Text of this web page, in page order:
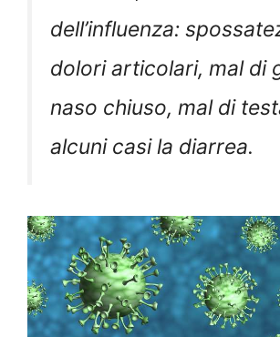
dell’influenza:
dolori articolari, mal di
naso chiuso, mal di
alcuni casi la diarrea.